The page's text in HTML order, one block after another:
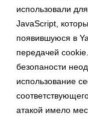
использовали
JavaScript,
появившуюся в
передачей
безопаности
использование
атакой имело